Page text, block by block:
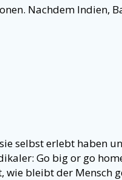
Nachdem Indien,
selbst erlebt haben
Go big or go
wie bleibt der Mensch